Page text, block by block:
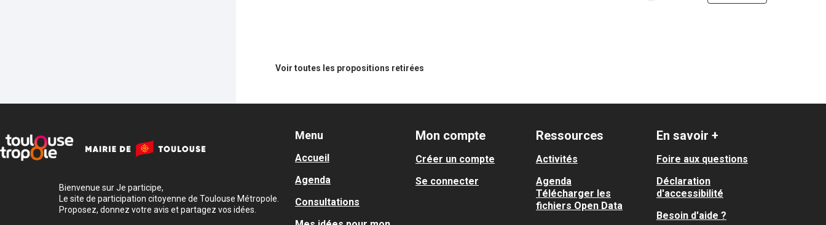
Voir toutes les propositions retirées
Bienvenue sur Je participe,
Le site de participation citoyenne de Toulouse Métropole.
Proposez, donnez votre avis et partagez vos idées.
Menu
Accueil
Agenda
Consultations
Mon compte
Créer un compte
Se connecter
Ressources
Activités
Agenda
Télécharger les
fichiers Open Data
En savoir +
Foire aux questions
Déclaration
d'accessibilité
Besoin d'aide ?